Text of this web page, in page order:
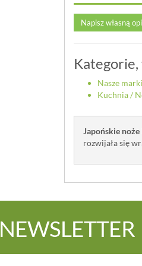
Napisz własną
Nasze marki
Kuchnia/
Japońskie
rozwijała się
NEWSLETTER